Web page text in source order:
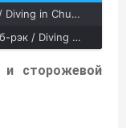
Pattaya Divers: Batfish on Prab Wreck / Diving in Chumphon Thailand.
Дайвинг-тур Паттайя - Чумпхон. Праб-рэк / Diving Tour Pattaya - Chumphon. Prab Wreck
сторожевой